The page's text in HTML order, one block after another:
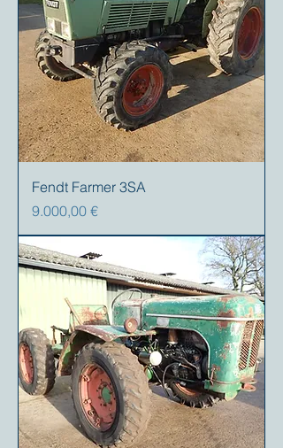
Fendt Farmer 3SA
Preis
9.000,00 €